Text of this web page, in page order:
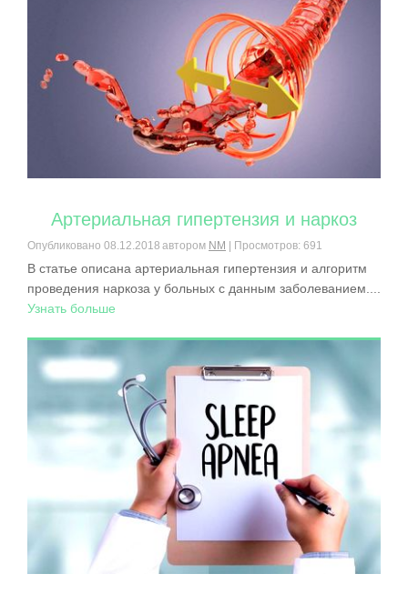
Артериальная гипертензия и наркоз
Опубликовано 08.12.2018 автором NM | Просмотров: 691
В статье описана артериальная гипертензия и алгоритм
проведения наркоза у больных с данным заболеванием....
Узнать больше